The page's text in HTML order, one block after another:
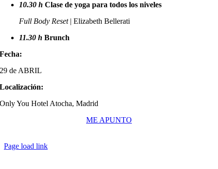
10.30 h Clase de yoga para todos los niveles
Full Body Reset|Elizabeth Bellerati
11.30 h Brunch
Fecha:
29 de ABRIL
Localización:
Only You Hotel Atocha, Madrid
ME APUNTO
Page load link